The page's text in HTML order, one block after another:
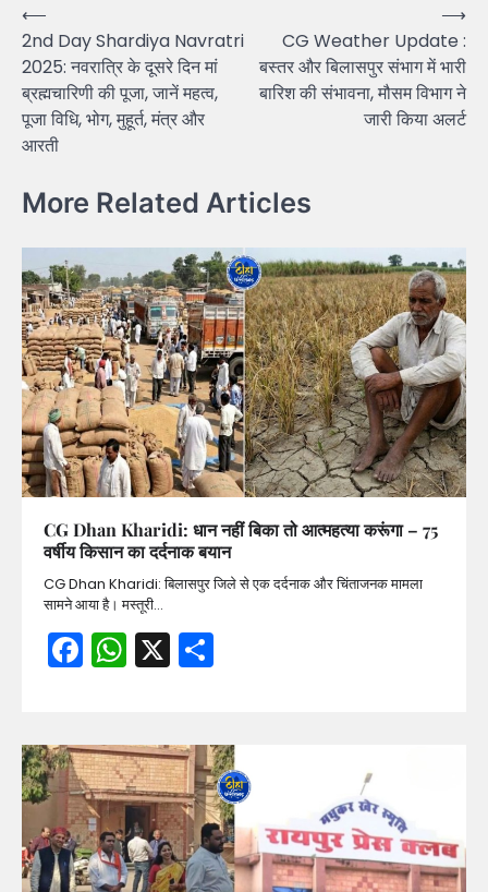
Post
navigation
⟵
2nd Day Shardiya Navratri
2025: नवरात्रि के दूसरे दिन मां
ब्रह्मचारिणी की पूजा, जानें महत्व,
पूजा विधि, भोग, मुहूर्त, मंत्र और
आरती
CG Weather Update :
बस्तर और बिलासपुर संभाग में भारी
बारिश की संभावना, मौसम विभाग ने
जारी किया अलर्ट
⟶
More Related Articles
CG Dhan Kharidi: धान नहीं बिका तो आत्महत्या करूंगा – 75
वर्षीय किसान का दर्दनाक बयान
CG Dhan Kharidi: बिलासपुर जिले से एक दर्दनाक और चिंताजनक मामला
सामने आया है। मस्तूरी…
Facebook
WhatsApp
X